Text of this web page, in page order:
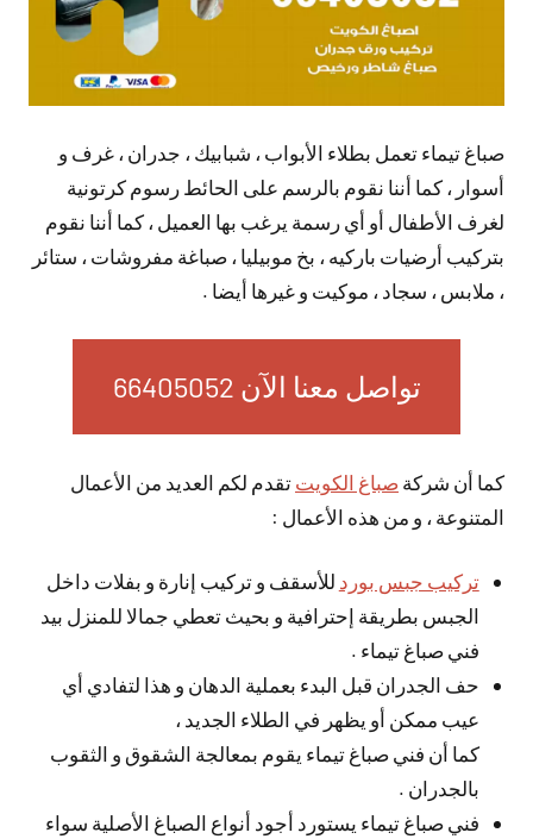
صباغ تيماء تعمل بطلاء الأبواب ، شبابيك ، جدران ، غرف و
أسوار ، كما أننا نقوم بالرسم على الحائط رسوم كرتونية
لغرف الأطفال أو أي رسمة يرغب بها العميل ، كما أننا نقوم
بتركيب أرضيات باركيه ، بخ موبيليا ، صباغة مفروشات ، ستائر
، ملابس ، سجاد ، موكيت و غيرها أيضا .
تواصل معنا الآن 66405052
كما أن شركة صباغ الكويت تقدم لكم العديد من الأعمال
المتنوعة ، و من هذه الأعمال :
تركيب جبس بورد للأسقف و تركيب إنارة و بفلات داخل
الجبس بطريقة إحترافية و بحيث تعطي جمالا للمنزل بيد
فني صباغ تيماء .
حف الجدران قبل البدء بعملية الدهان و هذا لتفادي أي
عيب ممكن أو يظهر في الطلاء الجديد ،
كما أن فني صباغ تيماء يقوم بمعالجة الشقوق و الثقوب
بالجدران .
فني صباغ تيماء يستورد أجود أنواع الصباغ الأصلية سواء